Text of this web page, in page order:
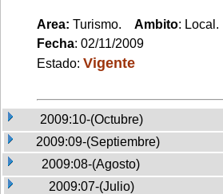
Area: Turismo. Ambito: Local.
Fecha: 02/11/2009
Estado: Vigente
2009:10-(Octubre)
2009:09-(Septiembre)
2009:08-(Agosto)
2009:07-(Julio)